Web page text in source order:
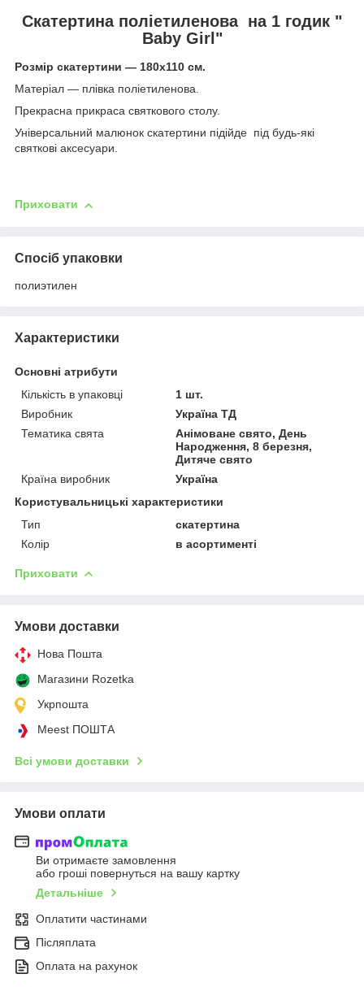
Скатертина поліетиленова на 1 годик "
Baby Girl "
Розмір скатертини — 180х110 см.
Матеріал — плівка поліетиленова.
Прекрасна прикраса святкового столу.
Універсальний малюнок скатертини підійде під будь-які
святкові аксесуари.
Приховати
Спосіб упаковки
полиэтилен
Характеристики
Основні атрибути
Кількість в упаковці
1 шт.
Виробник
Україна ТД
Тематика свята
Анімоване свято, День
Народження, 8 березня,
Дитяче свято
Країна виробник
Україна
Користувальницькі характеристики
Тип
скатертина
Колір
в асортименті
Приховати
Умови доставки
Нова Пошта
Магазини Rozetka
Укрпошта
Meest ПОШТА
Всі умови доставки
Умови оплати
Ви отримаєте замовлення
або гроші повернуться на вашу картку
Детальніше
Оплатити частинами
Післяплата
Оплата на рахунок